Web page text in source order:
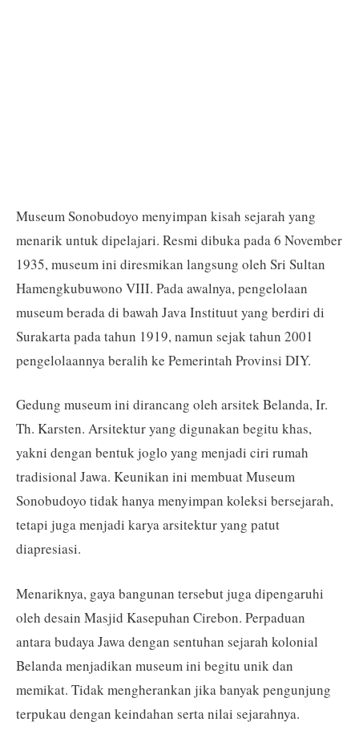
Museum Sonobudoyo menyimpan kisah sejarah yang
menarik untuk dipelajari. Resmi dibuka pada 6 November
1935, museum ini diresmikan langsung oleh Sri Sultan
Hamengkubuwono VIII. Pada awalnya, pengelolaan
museum berada di bawah Java Instituut yang berdiri di
Surakarta pada tahun 1919, namun sejak tahun 2001
pengelolaannya beralih ke Pemerintah Provinsi DIY.
Gedung museum ini dirancang oleh arsitek Belanda, Ir.
Th. Karsten. Arsitektur yang digunakan begitu khas,
yakni dengan bentuk joglo yang menjadi ciri rumah
tradisional Jawa. Keunikan ini membuat Museum
Sonobudoyo tidak hanya menyimpan koleksi bersejarah,
tetapi juga menjadi karya arsitektur yang patut
diapresiasi.
Menariknya, gaya bangunan tersebut juga dipengaruhi
oleh desain Masjid Kasepuhan Cirebon. Perpaduan
antara budaya Jawa dengan sentuhan sejarah kolonial
Belanda menjadikan museum ini begitu unik dan
memikat. Tidak mengherankan jika banyak pengunjung
terpukau dengan keindahan serta nilai sejarahnya.